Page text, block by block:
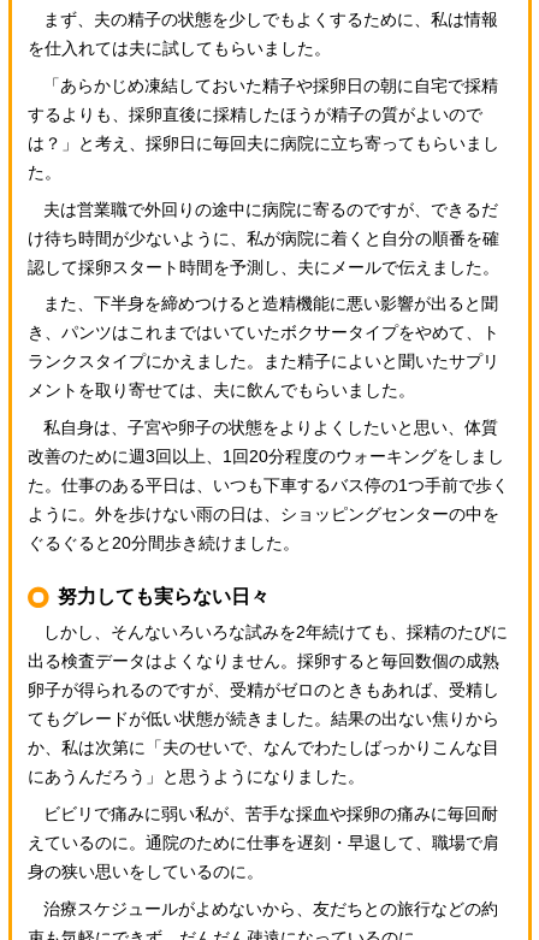
まず、夫の精子の状態を少しでもよくするために、私は情報
を仕入れては夫に試してもらいました。
「あらかじめ凍結しておいた精子や採卵日の朝に自宅で採精
するよりも、採卵直後に採精したほうが精子の質がよいので
は？」と考え、採卵日に毎回夫に病院に立ち寄ってもらいまし
た。
夫は営業職で外回りの途中に病院に寄るのですが、できるだ
け待ち時間が少ないように、私が病院に着くと自分の順番を確
認して採卵スタート時間を予測し、夫にメールで伝えました。
また、下半身を締めつけると造精機能に悪い影響が出ると聞
き、パンツはこれまではいていたボクサータイプをやめて、ト
ランクスタイプにかえました。また精子によいと聞いたサプリ
メントを取り寄せては、夫に飲んでもらいました。
私自身は、子宮や卵子の状態をよりよくしたいと思い、体質
改善のために週3回以上、1回20分程度のウォーキングをしまし
た。仕事のある平日は、いつも下車するバス停の1つ手前で歩く
ように。外を歩けない雨の日は、ショッピングセンターの中を
ぐるぐると20分間歩き続けました。
努力しても実らない日々
しかし、そんないろいろな試みを2年続けても、採精のたびに
出る検査データはよくなりません。採卵すると毎回数個の成熟
卵子が得られるのですが、受精がゼロのときもあれば、受精し
てもグレードが低い状態が続きました。結果の出ない焦りから
か、私は次第に「夫のせいで、なんでわたしばっかりこんな目
にあうんだろう」と思うようになりました。
ビビリで痛みに弱い私が、苦手な採血や採卵の痛みに毎回耐
えているのに。通院のために仕事を遅刻・早退して、職場で肩
身の狭い思いをしているのに。
治療スケジュールがよめないから、友だちとの旅行などの約